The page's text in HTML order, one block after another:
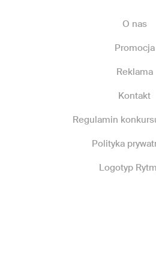
O nas
Promocja
Reklama
Kontakt
Regulamin
Polityka
Logotyp